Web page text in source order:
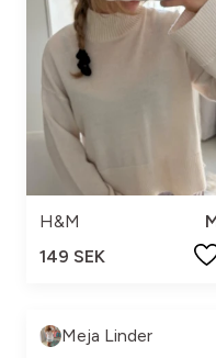
H&M
149 SEK
Meja Linder